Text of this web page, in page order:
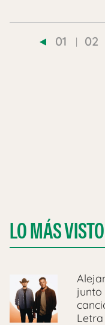
01 02
LO MÁS VISTO
junto